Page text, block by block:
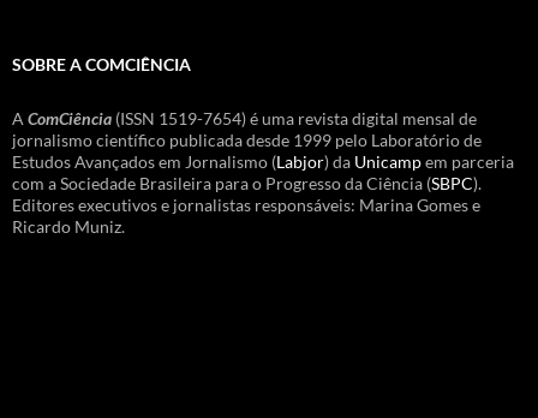
SOBRE A COMCIÊNCIA
A ComCiência (ISSN 1519-7654) é uma revista digital mensal de
jornalismo científico publicada desde 1999 pelo Laboratório de
Estudos Avançados em Jornalismo (Labjor) da Unicampem parceria
com a Sociedade Brasileira para o Progresso da Ciência (SBPC).
Editores executivos e jornalistas responsáveis: Marina Gomes e
Ricardo Muniz.